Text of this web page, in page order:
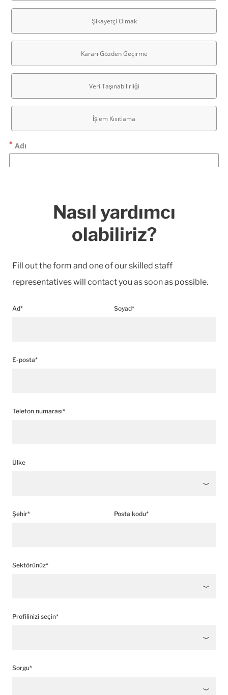
Nasıl yardımcı
olabiliriz?
Fill out the form and one of our skilled staff
representatives will contact you as soon as possible.
Ad* Soyad*
E-posta*
Telefon numarası*
Ülke
Şehir* Posta kodu*
Sektörünüz*
Profilinizi seçin*
Sorgu*